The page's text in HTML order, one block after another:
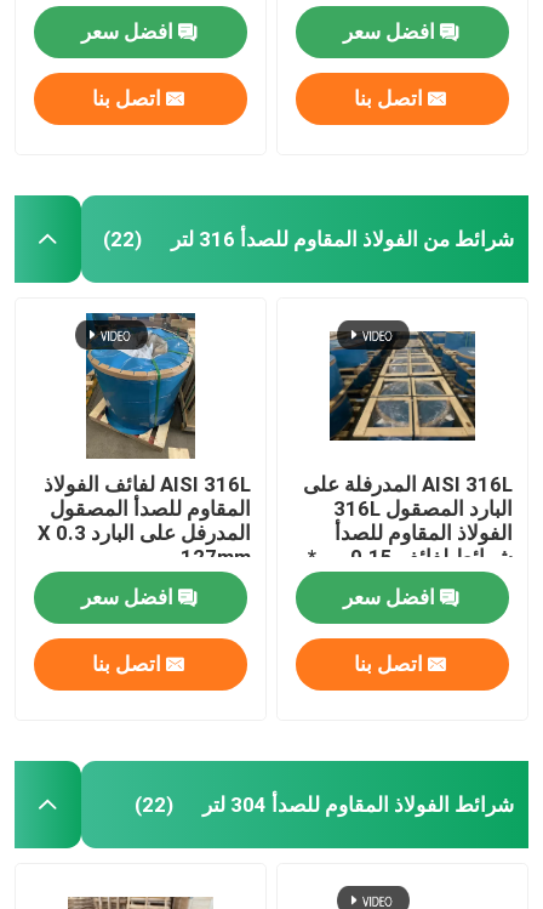
منتجات
أشرطة فيديو
المموج
افضل سعر
اتصل بنا
× 47 مم
افضل سعر
اتصل بنا
شرائط من الفولاذ المقاوم للصدأ 316 لتر (22)
AISI 316L المدرفلة على
البارد المصقول 316L
الفولاذ المقاوم للصدأ
شرائط لفائف 0.15 مم *
48 مم
افضل سعر
اتصل بنا
AISI 316L لفائف الفولاذ
المقاوم للصدأ المصقول
المدرفل على البارد 0.3 X
127mm
افضل سعر
اتصل بنا
شرائط الفولاذ المقاوم للصدأ 304 لتر (22)